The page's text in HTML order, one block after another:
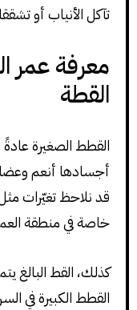
تآكل الأنياب أو
معرفة عمر
القطة
القطط الصغيرة
أجسادها أنعم
قد نلاحظ تغيّرات
خاصة في منطقة
كذلك، القط البالغ
القطط الكبيرة في